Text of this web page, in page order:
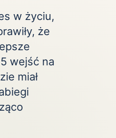
w życiu,
że
wejść na
miał